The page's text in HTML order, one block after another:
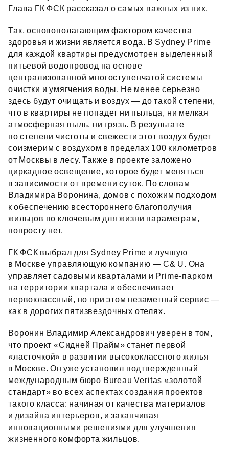
Глава ГК ФСК рассказал о самых важных из них.
Так, основополагающим фактором качества
здоровья и жизни является вода. В Sydney Prime
для каждой квартиры предусмотрен выделенный
питьевой водопровод на основе
централизованной многоступенчатой системы
очистки и умягчения воды. Не менее серьезно
здесь будут очищать и воздух — до такой степени,
что в квартиры не попадет ни пыльца, ни мелкая
атмосферная пыль, ни грязь. В результате
по степени чистоты и свежести этот воздух будет
соизмерим с воздухом в пределах 100 километров
от Москвы в лесу. Также в проекте заложено
циркадное освещение, которое будет меняться
в зависимости от времени суток. По словам
Владимира Воронина, домов с похожим подходом
к обеспечению всестороннего благополучия
жильцов по ключевым для жизни параметрам,
попросту нет.
ГК ФСК выбрал для Sydney Prime и лучшую
в Москве управляющую компанию — C& U. Она
управляет садовыми кварталами и Prime‑парком
на территории квартала и обеспечивает
первоклассный, но при этом незаметный сервис —
как в дорогих пятизвездочных отелях.
Воронин Владимир Александрович уверен в том,
что проект «Сидней Прайм» станет первой
«ласточкой» в развитии высококлассного жилья
в Москве. Он уже установил подтвержденный
международным бюро Bureau Veritas «золотой
стандарт» во всех аспектах создания проектов
такого класса: начиная от качества материалов
и дизайна интерьеров, и заканчивая
инновационными решениями для улучшения
жизненного комфорта жильцов.